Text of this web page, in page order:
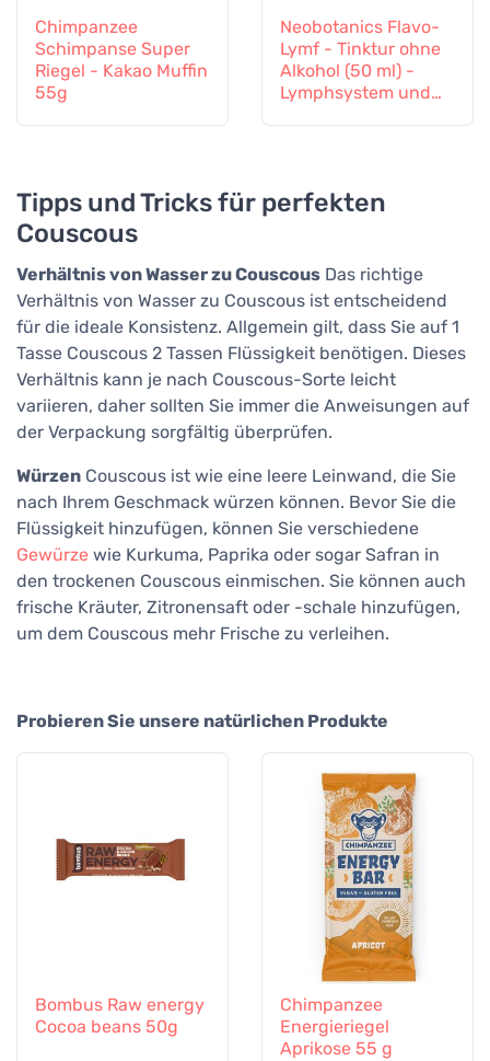
Chimpanzee
Schimpanse Super
Riegel - Kakao Muffin
55g
Neobotanics Flavo-
Lymf - Tinktur ohne
Alkohol (50 ml) -
Lymphsystem und
Tipps und Tricks für perfekten
Couscous
Verhältnis von Wasser zu Couscous Das richtige
Verhältnis von Wasser zu Couscous ist entscheidend
für die ideale Konsistenz. Allgemein gilt, dass Sie auf 1
Tasse Couscous 2 Tassen Flüssigkeit benötigen. Dieses
Verhältnis kann je nach Couscous-Sorte leicht
variieren, daher sollten Sie immer die Anweisungen auf
der Verpackung sorgfältig überprüfen.
Würzen Couscous ist wie eine leere Leinwand, die Sie
nach Ihrem Geschmack würzen können. Bevor Sie die
Flüssigkeit hinzufügen, können Sie verschiedene
Gewürze wie Kurkuma, Paprika oder sogar Safran in
den trockenen Couscous einmischen. Sie können auch
frische Kräuter, Zitronensaft oder -schale hinzufügen,
um dem Couscous mehr Frische zu verleihen.
Probieren Sie unsere natürlichen Produkte
Bombus Raw energy
Cocoa beans 50g
Chimpanzee
Energieriegel
Aprikose 55 g